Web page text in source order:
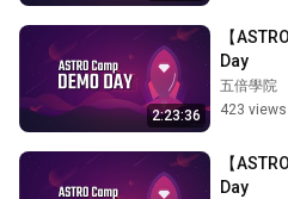
2:23:36
【
Day
五倍學院
423 views
【
Day